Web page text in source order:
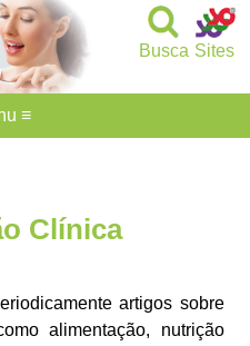
Sites
Busca
Clínica
artigos sobre
alimentação, nutrição